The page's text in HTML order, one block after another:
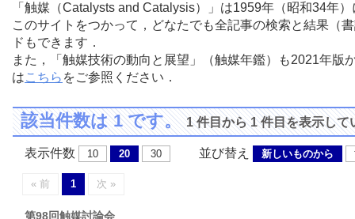
「触媒（Catalysts and Catalysis）」は1959年（昭和34年
このサイトをつかって，どなたでも全記事の検索と結果（
ドもできます．
また，「触媒技術の動向と展望」（触媒年鑑）も2021年
はこちら をご参照ください．
該当件数は 1 です。1 件目から 1 件目を表示して
表示件数 10 20 30 並び替え 新しいものから
« 前 1 次 »
第98回触媒討論会